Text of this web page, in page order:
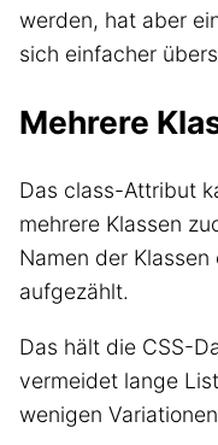
werden, hat aber
sich einfacher
Mehrere
Das class-Attribut
mehrere Klassen
Namen der
aufgezählt.
Das hält die CSS-
vermeidet lange
wenigen